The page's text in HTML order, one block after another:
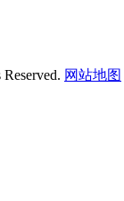
网站地图